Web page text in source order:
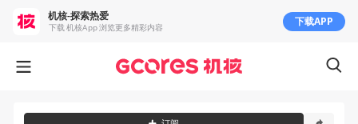
机核-探索热爱
下载 机核App 浏览更多精彩内容 下载APP